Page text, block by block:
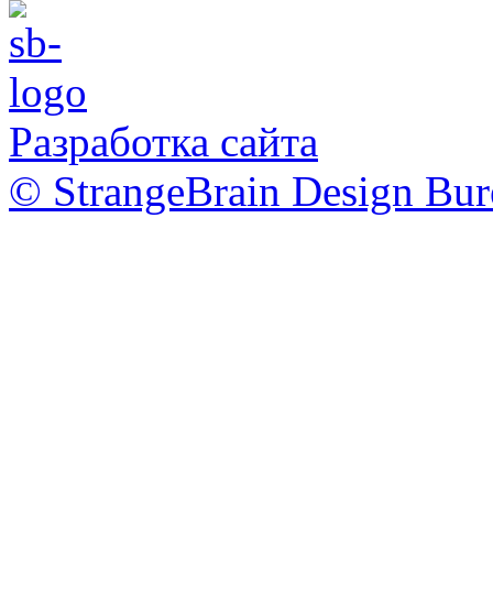
Разработка сайта
© StrangeBrain Design